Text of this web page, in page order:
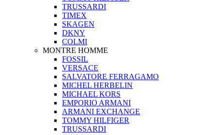
TRUSSARDI
TIMEX
SKAGEN
DKNY
COLMI
MONTRE HOMME
FOSSIL
VERSACE
SALVATORE FERRAGAMO
MICHEL HERBELIN
MICHAEL KORS
EMPORIO ARMANI
ARMANI EXCHANGE
TOMMY HILFIGER
TRUSSARDI